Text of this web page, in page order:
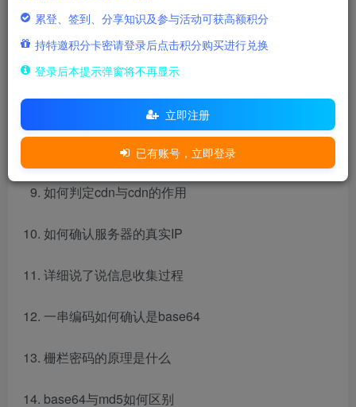
宽字节的原理
python有没有反序列化
get传参与post传参的区别
Http有哪些请求方式
如何判定cdn与cdn的作用
如何确认服务器的真实IP
详细说了说信息收集过程
一串编码如何确认是base64
栅栏密码的原理是什么
base64与md5如何区别
累登、签到、分享知识及参与活动可获高额积分
持特邀积分卡密请登录后点击积分购买进行兑换
登录后本提示弹窗将不再显示
立即注册
已有账号，立即登录